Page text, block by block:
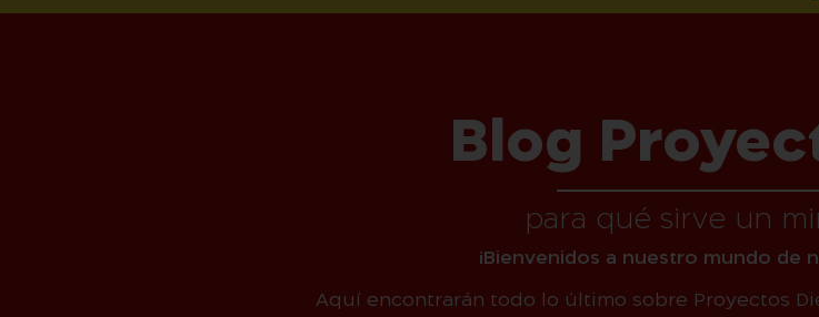
Blog
para qué sirve un
¡Bienvenidos a nuestro mundo de
Aquí encontrarán todo lo último sobre Proyectos